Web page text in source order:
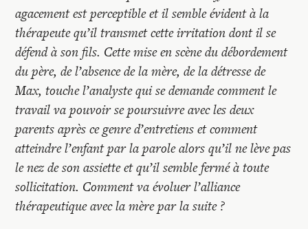
agacement est perceptible et il semble évident à la
thérapeute qu’il transmet cette irritation dont il se
défend à son fils. Cette mise en scène du débordement
du père, de l’absence de la mère, de la détresse de
Max, touche l’analyste qui se demande comment le
travail va pouvoir se poursuivre avec les deux
parents après ce genre d’entretiens et comment
atteindre l’enfant par la parole alors qu’il ne lève pas
le nez de son assiette et qu’il semble fermé à toute
sollicitation. Comment va évoluer l’alliance
thérapeutique avec la mère par la suite ?